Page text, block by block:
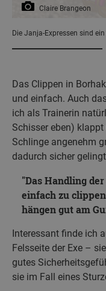
Claire Brangeon
Die Janja-Expressen sind
Das Clippen in
und einfach. Auch
ich als Trainerin
Schisser eben)
Schlinge angenehm
dadurch sicher
Das Handling
einfach zu
hängen gut am
Interessant finde ich
Felsseite der Exe –
gutes
sie im Fall eines